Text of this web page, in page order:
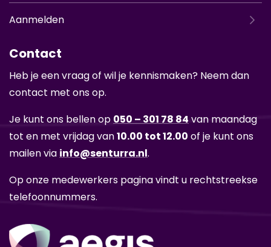
Aanmelden
Contact
Heb je een vraag of wil je kennismaken? Neem dan
contact met ons op.
Je kunt ons bellen op 050 – 301 78 84 van maandag
tot en met vrijdag van10.00 tot 12.00 of je kunt ons
mailen via info@senturra.nl.
Op onze medewerkers pagina vindt u rechtstreekse
telefoonnummers.